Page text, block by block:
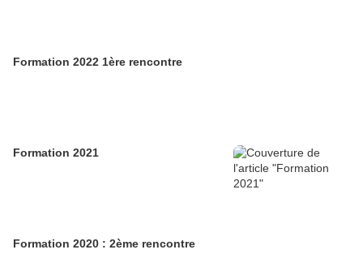
Formation 2022 1ère rencontre
Formation 2021
Formation 2020 : 2ème rencontre